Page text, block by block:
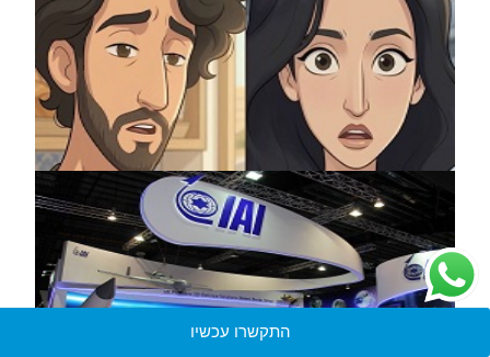
התקשרו עכשיו